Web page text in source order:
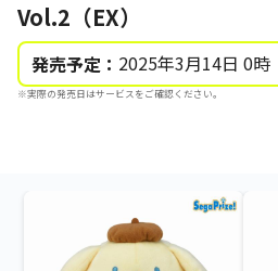
Vol.2（EX）
発売予定： 2025年3月14日 0時
※実際の発売日はサービスをご確認ください。